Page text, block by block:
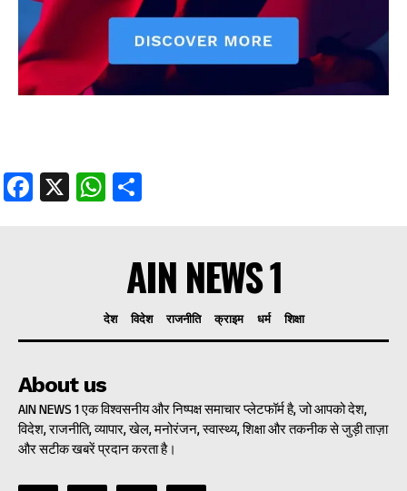
Facebook
X WhatsApp
AIN NEWS 1
देश विदेश राजनीति क्राइम धर्म शिक्षा
About us
AIN NEWS 1 एक विश्वसनीय और निष्पक्ष समाचार प्लेटफॉर्म है, जो आपको देश,
विदेश, राजनीति, व्यापार, खेल, मनोरंजन, स्वास्थ्य, शिक्षा और तकनीक से जुड़ी ताज़ा
और सटीक खबरें प्रदान करता है।